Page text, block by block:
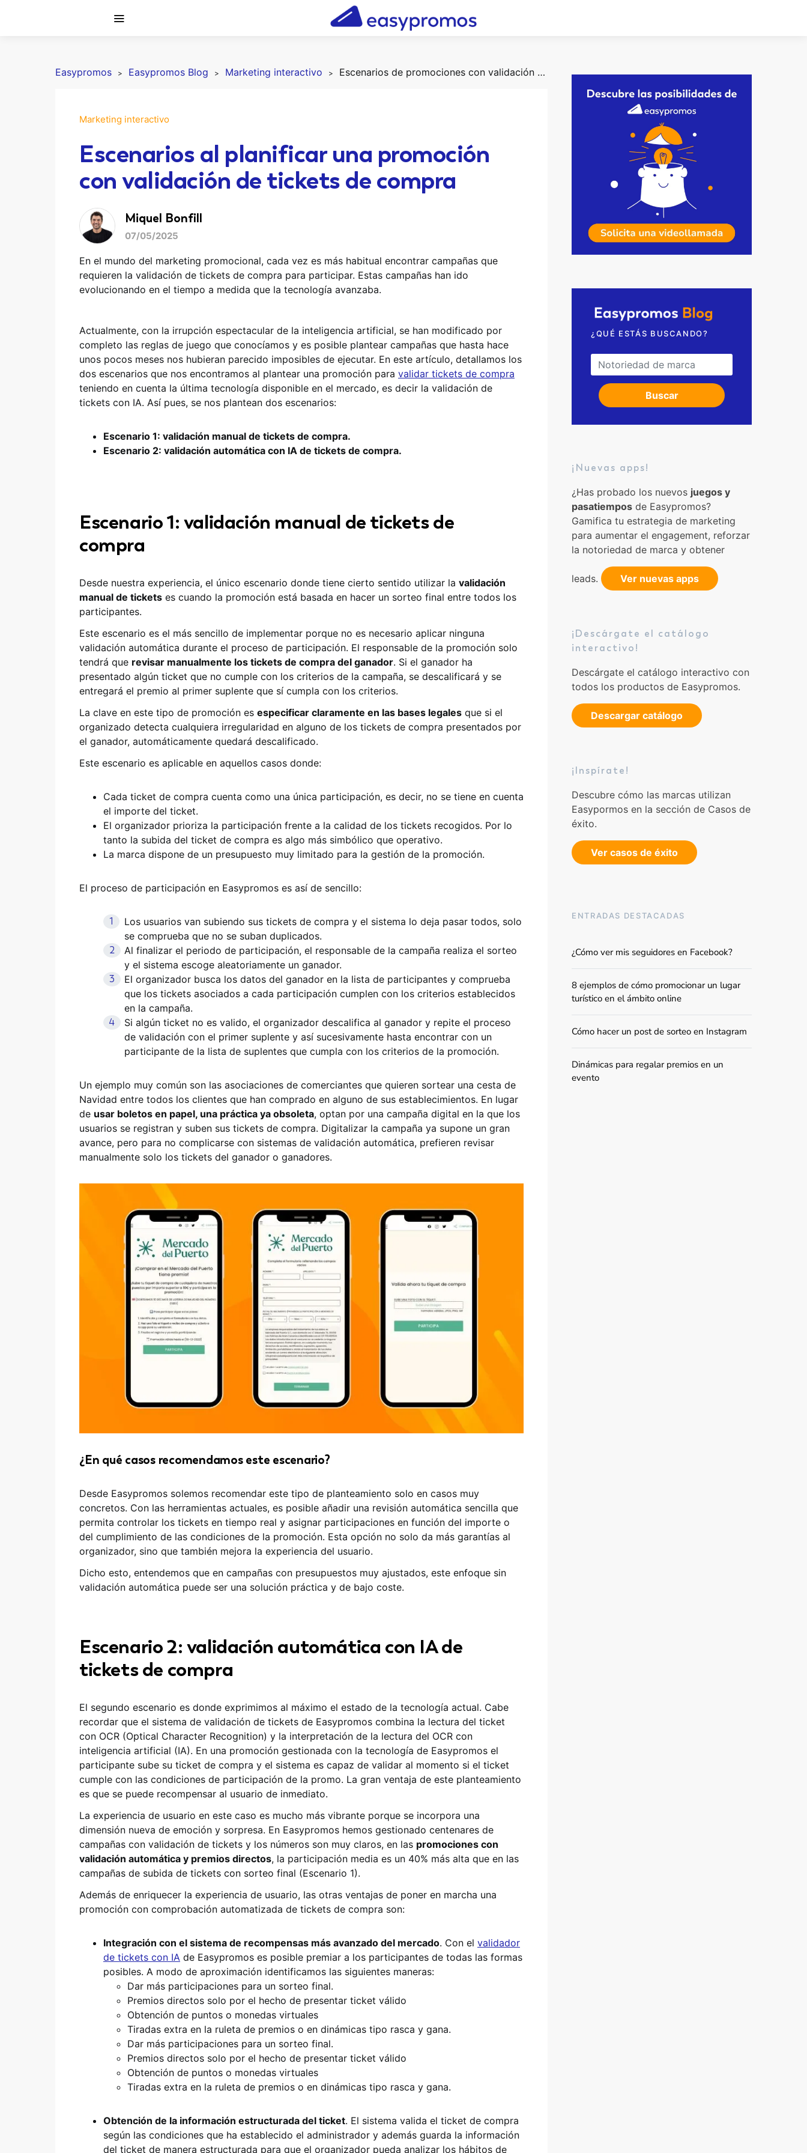
Easypromos Easypromos Blog Marketing interactivo Escenarios de promociones con validación de tickets de compra
Marketing interactivo
Escenarios al planificar una promoción
con validación de tickets de compra
Miquel Bonfill
07/05/2025
En el mundo del marketing promocional, cada vez es más habitual encontrar campañas que
requieren la validación de tickets de compra para participar. Estas campañas han ido
evolucionando en el tiempo a medida que la tecnología avanzaba.
Actualmente, con la irrupción espectacular de la inteligencia artificial, se han modificado por
completo las reglas de juego que conocíamos y es posible plantear campañas que hasta hace
unos pocos meses nos hubieran parecido imposibles de ejecutar. En este artículo, detallamos los
dos escenarios que nos encontramos al plantear una promoción para validar tickets de compra
teniendo en cuenta la última tecnología disponible en el mercado, es decir la validación de
tickets con IA. Así pues, se nos plantean dos escenarios:
Escenario 1: validación manual de tickets de compra.
Escenario 2: validación automática con IA de tickets de compra.
Escenario 1: validación manual de tickets de
compra
Desde nuestra experiencia, el único escenario donde tiene cierto sentido utilizar la validación
manual de tickets es cuando la promoción está basada en hacer un sorteo final entre todos los
participantes.
Este escenario es el más sencillo de implementar porque no es necesario aplicar ninguna
validación automática durante el proceso de participación. El responsable de la promoción solo
tendrá que revisar manualmente los tickets de compra del ganador. Si el ganador ha
presentado algún ticket que no cumple con los criterios de la campaña, se descalificará y se
entregará el premio al primer suplente que sí cumpla con los criterios.
La clave en este tipo de promoción es especificar claramente en las bases legales que si el
organizado detecta cualquiera irregularidad en alguno de los tickets de compra presentados por
el ganador, automáticamente quedará descalificado.
Este escenario es aplicable en aquellos casos donde:
Cada ticket de compra cuenta como una única participación, es decir, no se tiene en cuenta
el importe del ticket.
El organizador prioriza la participación frente a la calidad de los tickets recogidos. Por lo
tanto la subida del ticket de compra es algo más simbólico que operativo.
La marca dispone de un presupuesto muy limitado para la gestión de la promoción.
El proceso de participación en Easypromos es así de sencillo:
Los usuarios van subiendo sus tickets de compra y el sistema lo deja pasar todos, solo
se comprueba que no se suban duplicados.
Al finalizar el periodo de participación, el responsable de la campaña realiza el sorteo
y el sistema escoge aleatoriamente un ganador.
El organizador busca los datos del ganador en la lista de participantes y comprueba
que los tickets asociados a cada participación cumplen con los criterios establecidos
en la campaña.
Si algún ticket no es valido, el organizador descalifica al ganador y repite el proceso
de validación con el primer suplente y así sucesivamente hasta encontrar con un
participante de la lista de suplentes que cumpla con los criterios de la promoción.
Un ejemplo muy común son las asociaciones de comerciantes que quieren sortear una cesta de
Navidad entre todos los clientes que han comprado en alguno de sus establecimientos. En lugar
de usar boletos en papel, una práctica ya obsoleta, optan por una campaña digital en la que los
usuarios se registran y suben sus tickets de compra. Digitalizar la campaña ya supone un gran
avance, pero para no complicarse con sistemas de validación automática, prefieren revisar
manualmente solo los tickets del ganador o ganadores.
¿En qué casos recomendamos este escenario?
Desde Easypromos solemos recomendar este tipo de planteamiento solo en casos muy
concretos. Con las herramientas actuales, es posible añadir una revisión automática sencilla que
permita controlar los tickets en tiempo real y asignar participaciones en función del importe o
del cumplimiento de las condiciones de la promoción. Esta opción no solo da más garantías al
organizador, sino que también mejora la experiencia del usuario.
Dicho esto, entendemos que en campañas con presupuestos muy ajustados, este enfoque sin
validación automática puede ser una solución práctica y de bajo coste.
Escenario 2: validación automática con IA de
tickets de compra
El segundo escenario es donde exprimimos al máximo el estado de la tecnología actual. Cabe
recordar que el sistema de validación de tickets de Easypromos combina la lectura del ticket
con OCR (Optical Character Recognition) y la interpretación de la lectura del OCR con
inteligencia artificial (IA). En una promoción gestionada con la tecnología de Easypromos el
participante sube su ticket de compra y el sistema es capaz de validar al momento si el ticket
cumple con las condiciones de participación de la promo. La gran ventaja de este planteamiento
es que se puede recompensar al usuario de inmediato.
La experiencia de usuario en este caso es mucho más vibrante porque se incorpora una
dimensión nueva de emoción y sorpresa. En Easypromos hemos gestionado centenares de
campañas con validación de tickets y los números son muy claros, en las promociones con
validación automática y premios directos, la participación media es un 40% más alta que en las
campañas de subida de tickets con sorteo final (Escenario 1).
Además de enriquecer la experiencia de usuario, las otras ventajas de poner en marcha una
promoción con comprobación automatizada de tickets de compra son:
Integración con el sistema de recompensas más avanzado del mercado. Con el validador
de tickets con IA de Easypromos es posible premiar a los participantes de todas las formas
posibles. A modo de aproximación identificamos las siguientes maneras:
Dar más participaciones para un sorteo final.
Premios directos solo por el hecho de presentar ticket válido
Obtención de puntos o monedas virtuales
Tiradas extra en la ruleta de premios o en dinámicas tipo rasca y gana.
Dar más participaciones para un sorteo final.
Premios directos solo por el hecho de presentar ticket válido
Obtención de puntos o monedas virtuales
Tiradas extra en la ruleta de premios o en dinámicas tipo rasca y gana.
Obtención de la información estructurada del ticket. El sistema valida el ticket de compra
según las condiciones que ha establecido el administrador y además guarda la información
del ticket de manera estructurada para que el organizador pueda analizar los hábitos de
¿QUÉ ESTÁS BUSCANDO?
Search for:
Buscar
¡Nuevas apps!
¿Has probado los nuevos juegos y
pasatiempos de Easypromos?
Gamifica tu estrategia de marketing
para aumentar el engagement, reforzar
la notoriedad de marca y obtener
leads. Ver nuevas apps
¡Descárgate el catálogo
interactivo!
Descárgate el catálogo interactivo con
todos los productos de Easypromos.
Descargar catálogo
¡Inspírate!
Descubre cómo las marcas utilizan
Easypormos en la sección de Casos de
éxito.
Ver casos de éxito
ENTRADAS DESTACADAS
¿Cómo ver mis seguidores en Facebook?
8 ejemplos de cómo promocionar un lugar
turístico en el ámbito online
Cómo hacer un post de sorteo en Instagram
Dinámicas para regalar premios en un
evento